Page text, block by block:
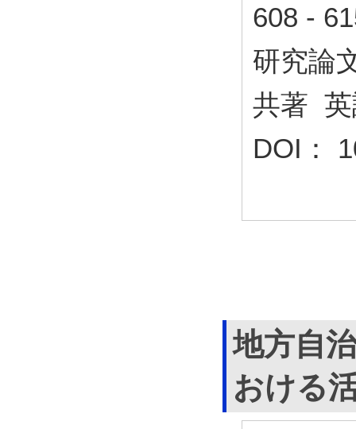
608 -
研究論
共著
DOI：
地方自
おける